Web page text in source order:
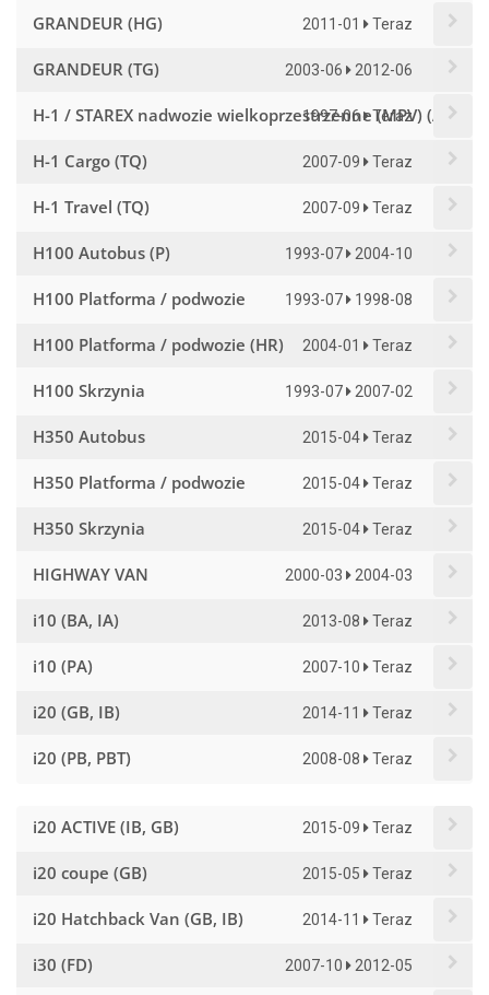
GRANDEUR (HG) 2011-01 Teraz
GRANDEUR (TG) 2003-06 2012-06
H-1 / STAREX nadwozie wielkoprzestrzenne (MPV) (A1)
1997-06 Teraz
H-1 Cargo (TQ) 2007-09 Teraz
H-1 Travel (TQ) 2007-09 Teraz
H100 Autobus (P) 1993-07 2004-10
H100 Platforma / podwozie 1993-07 1998-08
H100 Platforma / podwozie (HR) 2004-01 Teraz
H100 Skrzynia 1993-07 2007-02
H350 Autobus 2015-04 Teraz
H350 Platforma / podwozie 2015-04 Teraz
H350 Skrzynia 2015-04 Teraz
HIGHWAY VAN 2000-03 2004-03
i10 (BA, IA) 2013-08 Teraz
i10 (PA) 2007-10 Teraz
i20 (GB, IB) 2014-11 Teraz
i20 (PB, PBT) 2008-08 Teraz
i20 ACTIVE (IB, GB) 2015-09 Teraz
i20 coupe (GB) 2015-05 Teraz
i20 Hatchback Van (GB, IB) 2014-11 Teraz
i30 (FD) 2007-10 2012-05